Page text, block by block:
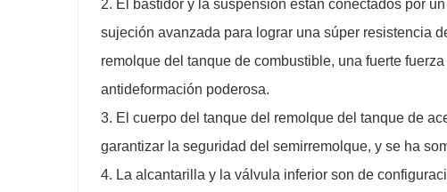
2. El bastidor y la suspensión están conectados por
sujeción avanzada para lograr una súper resistencia
remolque del tanque de combustible, una fuerte
antideformación poderosa.
3. El cuerpo del tanque del remolque del tanque de
garantizar la seguridad del semirremolque, y se ha
4. La alcantarilla y la válvula inferior son de